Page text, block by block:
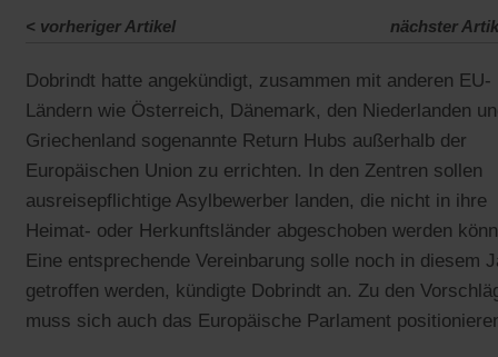
< vorheriger Artikel nächster
Dobrindt hatte angekündigt, zusammen mit anderen EU-
Ländern wie Österreich, Dänemark, den Niederlanden
Griechenland sogenannte Return Hubs außerhalb der
Europäischen Union zu errichten. In den Zentren sollen
ausreisepflichtige Asylbewerber landen, die nicht in ihre
Heimat- oder Herkunftsländer abgeschoben werden
Eine entsprechende Vereinbarung solle noch in diesem
getroffen werden, kündigte Dobrindt an. Zu den
muss sich auch das Europäische Parlament